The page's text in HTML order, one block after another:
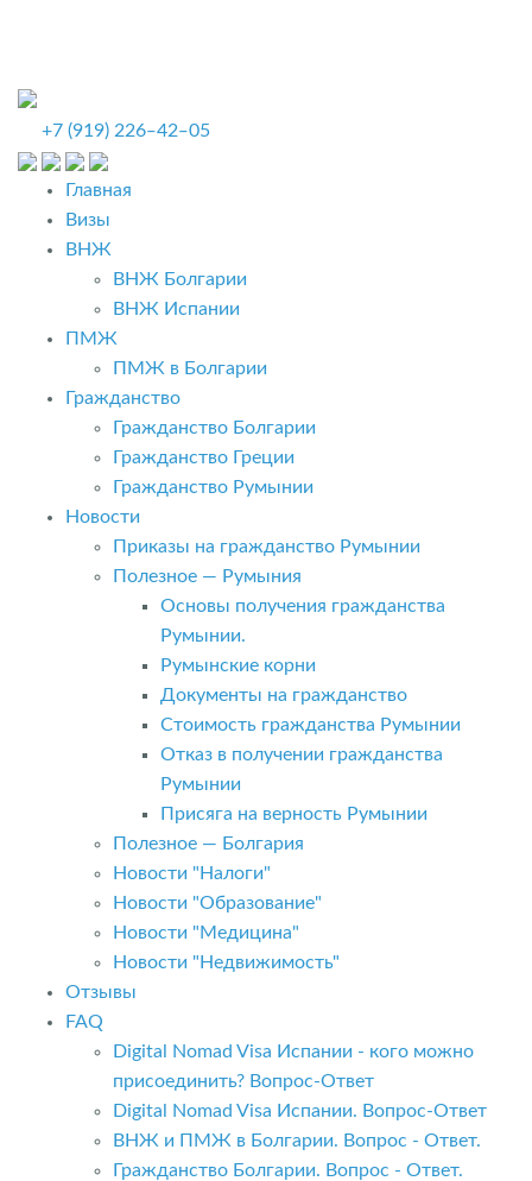
+7 (919) 226‒42‒05
Главная
Визы
ВНЖ
ВНЖ Болгарии
ВНЖ Испании
ПМЖ
ПМЖ в Болгарии
Гражданство
Гражданство Болгарии
Гражданство Греции
Гражданство Румынии
Новости
Приказы на гражданство Румынии
Полезное — Румыния
Основы получения гражданства
Румынии.
Румынские корни
Документы на гражданство
Стоимость гражданства Румынии
Отказ в получении гражданства
Румынии
Присяга на верность Румынии
Полезное — Болгария
Новости "Налоги"
Новости "Образование"
Новости "Медицина"
Новости "Недвижимость"
Отзывы
FAQ
Digital Nomad Visa Испании - кого можно
присоединить? Вопрос-Ответ
Digital Nomad Visa Испании. Вопрос-Ответ
ВНЖ и ПМЖ в Болгарии. Вопрос - Ответ.
Гражданство Болгарии. Вопрос - Ответ.